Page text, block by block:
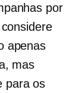
por
apenas
mas
para os